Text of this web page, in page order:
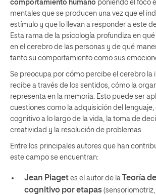
comportamiento humano poniendo el foco
mentales que se producen una vez que el
estímulo y que lo llevan a responder a este
Esta rama de la psicología profundiza en
en el cerebro de las personas y de qué
tanto su comportamiento como sus
Se preocupa por cómo percibe el cerebro la
recibe a través de los sentidos, cómo la
representa en la memoria. Esto puede ser
cuestiones como la adquisición del lenguaje,
cognitivo a lo largo de la vida, la toma de
creatividad y la resolución de problemas.
Entre los principales autores que han
este campo se encuentran:
Jean Piaget es el autor de la
Teoría
cognitivo por etapas(sensoriomotriz,